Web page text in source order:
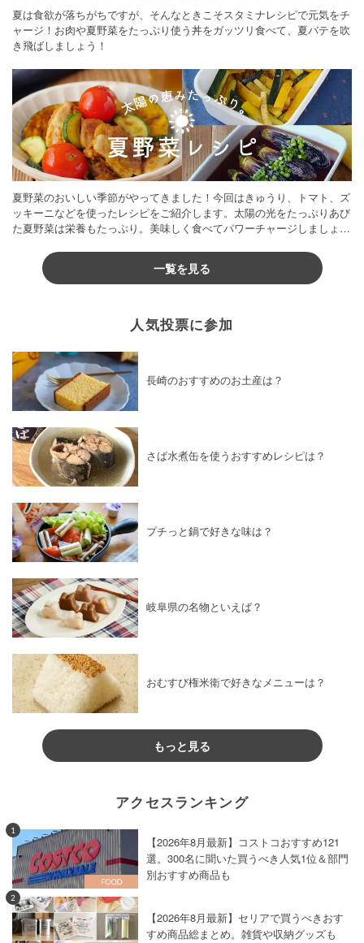
夏は食欲が落ちがちですが、そんなときこそスタミナレシピで元気をチ
ャージ！お肉や夏野菜をたっぷり使う丼をガッツリ食べて、夏バテを吹
き飛ばしましょう！
夏野菜のおいしい季節がやってきました！今回はきゅうり、トマト、ズ
ッキーニなどを使ったレシピをご紹介します。太陽の光をたっぷりあび
た夏野菜は栄養もたっぷり。美味しく食べてパワーチャージしましょう
一覧を見る
人気投票に参加
長崎のおすすめのお土産は？
さば水煮缶を使うおすすめレシピは？
プチっと鍋で好きな味は？
岐阜県の名物といえば？
おむすび権米衛で好きなメニューは？
もっと見る
アクセスランキング
1
【2026年8月最新】コストコおすすめ121
選。300名に聞いた買うべき人気1位＆部門
別おすすめ商品も
2
【2026年8月最新】セリアで買うべきおす
すめ商品総まとめ。雑貨や収納グッズも